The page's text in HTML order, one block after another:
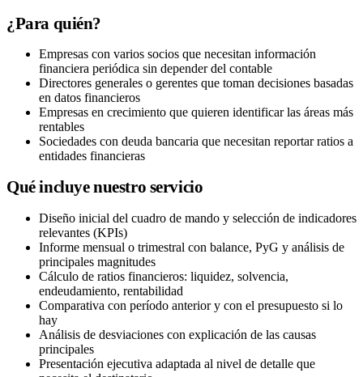
¿Para quién?
Empresas con varios socios que necesitan información
financiera periódica sin depender del contable
Directores generales o gerentes que toman decisiones basadas
en datos financieros
Empresas en crecimiento que quieren identificar las áreas más
rentables
Sociedades con deuda bancaria que necesitan reportar ratios a
entidades financieras
Qué incluye nuestro servicio
Diseño inicial del cuadro de mando y selección de indicadores
relevantes (KPIs)
Informe mensual o trimestral con balance, PyG y análisis de
principales magnitudes
Cálculo de ratios financieros: liquidez, solvencia,
endeudamiento, rentabilidad
Comparativa con período anterior y con el presupuesto si lo
hay
Análisis de desviaciones con explicación de las causas
principales
Presentación ejecutiva adaptada al nivel de detalle que